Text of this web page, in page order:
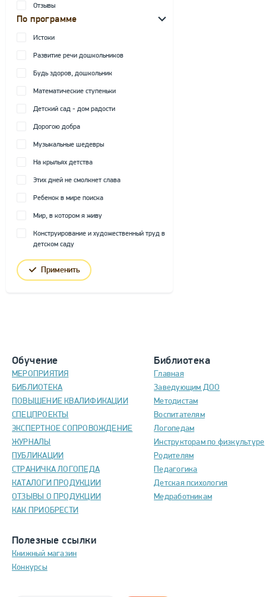
Отзывы
По программе
Истоки
Развитие речи дошкольников
Будь здоров, дошкольник
Математические ступеньки
Детский сад - дом радости
Дорогою добра
Музыкальные шедевры
На крыльях детства
Этих дней не смолкнет слава
Ребенок в мире поиска
Мир, в котором я живу
Конструирование и художественный труд в
детском саду
Применить
Обучение
МЕРОПРИЯТИЯ
БИБЛИОТЕКА
ПОВЫШЕНИЕ КВАЛИФИКАЦИИ
СПЕЦПРОЕКТЫ
ЭКСПЕРТНОЕ СОПРОВОЖДЕНИЕ
ЖУРНАЛЫ
ПУБЛИКАЦИИ
СТРАНИЧКА ЛОГОПЕДА
КАТАЛОГИ ПРОДУКЦИИ
ОТЗЫВЫ О ПРОДУКЦИИ
КАК ПРИОБРЕСТИ
Полезные ссылки
Книжный магазин
Конкурсы
Библиотека
Главная
Заведующим ДОО
Методистам
Воспитателям
Логопедам
Инструкторам по физкультуре
Родителям
Педагогика
Детская психология
Медработникам